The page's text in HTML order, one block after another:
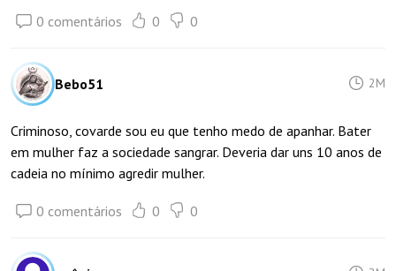
0 comentários 0 0
Bebo51 2M
Criminoso, covarde sou eu que tenho medo de apanhar. Bater
em mulher faz a sociedade sangrar. Deveria dar uns 10 anos de
cadeia no mínimo agredir mulher.
0 comentários 0 0